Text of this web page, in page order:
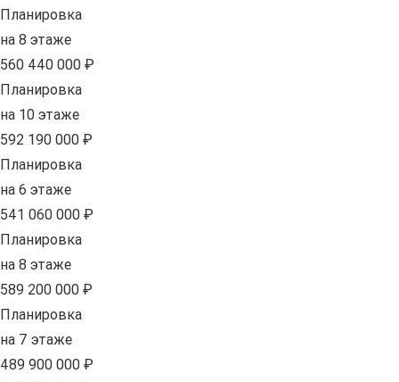
Планировка
на 8 этаже
560 440 000 ₽
Планировка
на 10 этаже
592 190 000 ₽
Планировка
на 6 этаже
541 060 000 ₽
Планировка
на 8 этаже
589 200 000 ₽
Планировка
на 7 этаже
489 900 000 ₽